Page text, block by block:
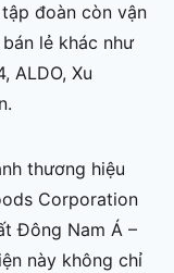
đoàn còn vận
lẻ khác như
ALDO, Xu
thương hiệu
Corporation
Đông Nam Á –
này không chỉ